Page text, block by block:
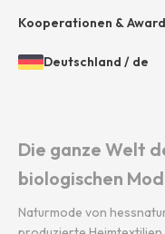
VISA
Kooperationen &
Öffnen
Gewähltes
Deutschland / de
Die ganze Welt
biologischen
Naturmode von